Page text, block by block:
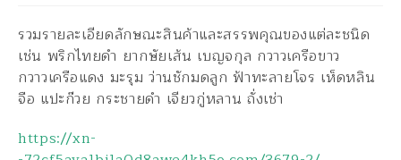
รวมรายละเอียดลักษณะสินค้าและสรรพคุณของแต่ละชนิด
เช่น พริกไทยดำ ยากษัยเส้น เบญจกุล กวาวเครือขาว
กวาวเครือแดง มะรุม ว่านชักมดลูก ฟ้าทะลายโจร เห็ดหลิน
จือ แปะก๊วย กระชายดำ เจียวกู่หลาน ถั่งเช่า
https://xn-